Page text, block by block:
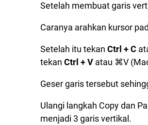
Setelah membuat garis
Caranya arahkan kursor
Setelah itu tekan Ctrl + C
tekan Ctrl + V atau ⌘V
Geser garis tersebut
Ulangi langkah Copy dan
menjadi 3 garis vertikal.